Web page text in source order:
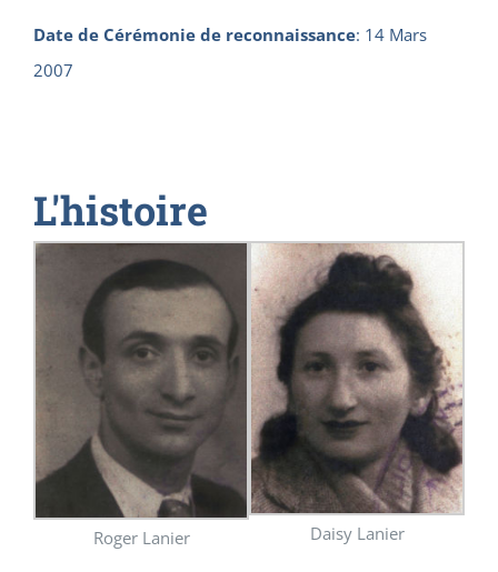
Date de Cérémonie de reconnaissance: 14 Mars
2007
L'histoire
Roger Lanier Daisy Lanier